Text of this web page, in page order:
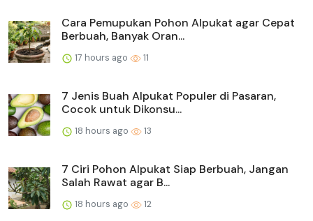
Cara Pemupukan Pohon Alpukat agar Cepat
Berbuah, Banyak Oran...
17 hours ago 11
7 Jenis Buah Alpukat Populer di Pasaran,
Cocok untuk Dikonsu...
18 hours ago 13
7 Ciri Pohon Alpukat Siap Berbuah, Jangan
Salah Rawat agar B...
18 hours ago 12